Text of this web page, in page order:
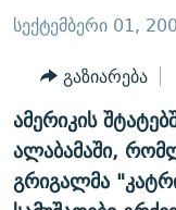
დაბრუნება
ძიებაზე
დაბრუნება
ᲔᲙᲝᲜᲝᲛᲘᲙᲐ
ᲡᲐᲖᲝᲒᲐᲓᲝᲔᲑᲐ
ᲡᲞᲝᲠᲢᲘ
ᲑᲚᲝᲒᲔᲑᲘ
ᲞᲝᲓᲙᲐᲡᲢᲔᲑᲘ
ᲜᲘᲙᲝᲡ ᲞᲝᲓᲙᲐᲡᲢᲘ
60 ᲓᲔᲪᲘᲑᲔᲚᲘ
ᲗᲐᲕᲘᲡᲣᲤᲚᲔᲑᲘᲡ
ᲤᲔᲜᲝᲕᲐᲜᲘ - 2.10
ᲗᲥᲕᲔᲜᲘ
ᲞᲠᲝᲔᲥᲢᲔᲑᲘ
სექტემბერი 01,
გაზიარება
ამერიკის
ალაბამაში,
გრიგალმა